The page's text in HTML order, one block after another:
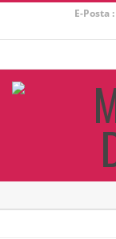
E-Posta :